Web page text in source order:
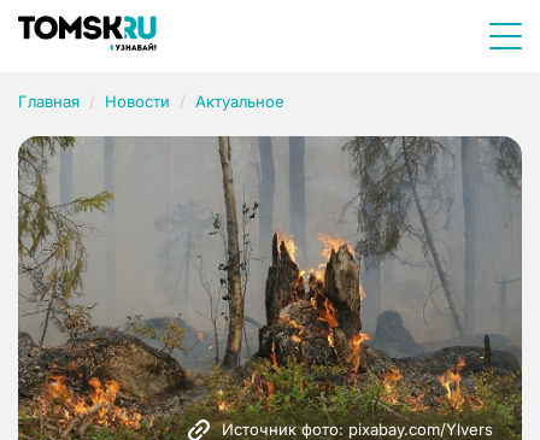
Главная Новости Актуальное
Источник фото: pixabay.com/Ylvers